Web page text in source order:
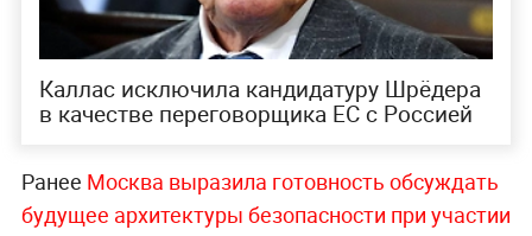
Каллас исключила кандидатуру Шрёдера
в качестве переговорщика ЕС с Россией
Ранее Москва выразила готовность обсуждать
будущее архитектуры безопасности при участии